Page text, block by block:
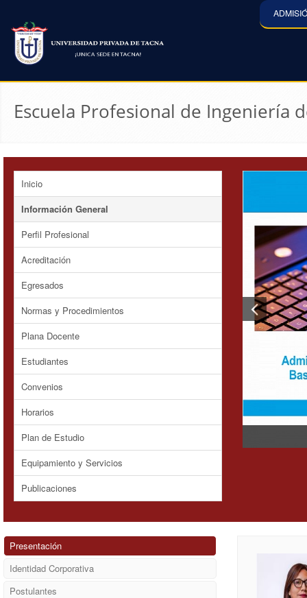
Escuela Profesional de Ingeniería
Inicio
Información General
Perfil Profesional
Acreditación
Egresados
Normas y Procedimientos
Plana Docente
Estudiantes
Convenios
Horarios
Plan de Estudio
Equipamiento y Servicios
Publicaciones
Presentación
Identidad Corporativa
Postulantes